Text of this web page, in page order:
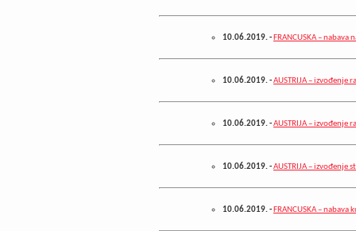
10.06.2019.- FRANCUSKA – nabava
10.06.2019.-AUSTRIJA – izvođenje
10.06.2019.-AUSTRIJA – izvođenje
10.06.2019.-AUSTRIJA – izvođenje
10.06.2019.- FRANCUSKA – nabava